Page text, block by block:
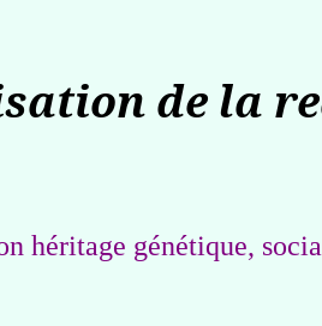
de la
héritage génétique,